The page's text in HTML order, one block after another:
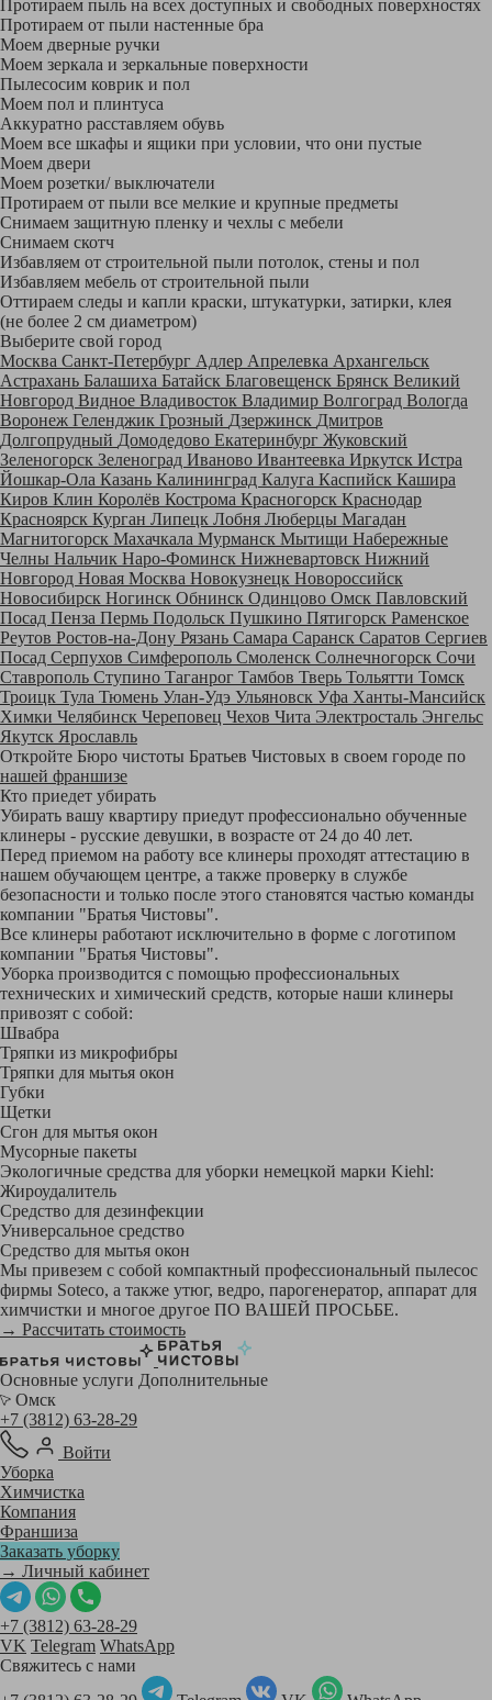
Протираем пыль на всех доступных и свободных поверхностях
Протираем от пыли настенные бра
Моем дверные ручки
Моем зеркала и зеркальные поверхности
Пылесосим коврик и пол
Моем пол и плинтуса
Аккуратно расставляем обувь
Моем все шкафы и ящики при условии, что они пустые
Моем двери
Моем розетки/ выключатели
Протираем от пыли все мелкие и крупные предметы
Снимаем защитную пленку и чехлы с мебели
Снимаем скотч
Избавляем от строительной пыли потолок, стены и пол
Избавляем мебель от строительной пыли
Оттираем следы и капли краски, штукатурки, затирки, клея
(не более 2 см диаметром)
Выберите свой город
Москва Санкт-Петербург Адлер Апрелевка Архангельск
Астрахань Балашиха Батайск Благовещенск Брянск Великий
Новгород Видное Владивосток Владимир Волгоград Вологда
Воронеж Геленджик Грозный Дзержинск Дмитров
Долгопрудный Домодедово Екатеринбург Жуковский
Зеленогорск Зеленоград Иваново Ивантеевка Иркутск Истра
Йошкар-Ола Казань Калининград Калуга Каспийск Кашира
Киров Клин Королёв Кострома Красногорск Краснодар
Красноярск Курган Липецк Лобня Люберцы Магадан
Магнитогорск Махачкала Мурманск Мытищи Набережные
Челны Нальчик Наро-Фоминск Нижневартовск Нижний
Новгород Новая Москва Новокузнецк Новороссийск
Новосибирск Ногинск Обнинск Одинцово Омск Павловский
Посад Пенза Пермь Подольск Пушкино Пятигорск Раменское
Реутов Ростов-на-Дону Рязань Самара Саранск Саратов Сергиев
Посад Серпухов Симферополь Смоленск Солнечногорск Сочи
Ставрополь Ступино Таганрог Тамбов Тверь Тольятти Томск
Троицк Тула Тюмень Улан-Удэ Ульяновск Уфа Ханты-Мансийск
Химки Челябинск Череповец Чехов Чита Электросталь Энгельс
Якутск Ярославль
Откройте Бюро чистоты Братьев Чистовых в своем городе по
нашей франшизе
Кто приедет убирать
Убирать вашу квартиру приедут профессионально обученные
клинеры - русские девушки, в возрасте от 24 до 40 лет.
Перед приемом на работу все клинеры проходят аттестацию в
нашем обучающем центре, а также проверку в службе
безопасности и только после этого становятся частью команды
компании "Братья Чистовы".
Все клинеры работают исключительно в форме с логотипом
компании "Братья Чистовы".
Уборка производится с помощью профессиональных
технических и химический средств, которые наши клинеры
привозят с собой:
Швабра
Тряпки из микрофибры
Тряпки для мытья окон
Губки
Щетки
Сгон для мытья окон
Мусорные пакеты
Экологичные средства для уборки немецкой марки Kiehl:
Жироудалитель
Средство для дезинфекции
Универсальное средство
Средство для мытья окон
Мы привезем с собой компактный профессиональный пылесос
фирмы Soteco, а также утюг, ведро, парогенератор, аппарат для
химчистки и многое другое ПО ВАШЕЙ ПРОСЬБЕ.
→ Рассчитать стоимость
Основные услуги Дополнительные
Омск
+7 (3812) 63-28-29
Войти
Уборка
Химчистка
Компания
Франшиза
Заказать уборку
→ Личный кабинет
+7 (3812) 63-28-29
VK Telegram WhatsApp
Свяжитесь с нами